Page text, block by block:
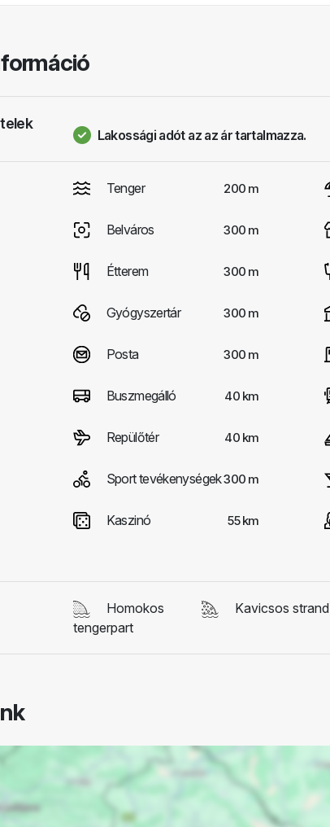
Lakossági adót az az ár tartalmazza.
Tenger 200 m
Belváros 300 m
Étterem 300 m
Gyógyszertár 300 m
Posta 300 m
Buszmegálló 40 km
Repülőtér 40 km
Sport tevékenységek300 m
Kaszinó 55 km
Homokos
tengerpart
Kavicsos strand